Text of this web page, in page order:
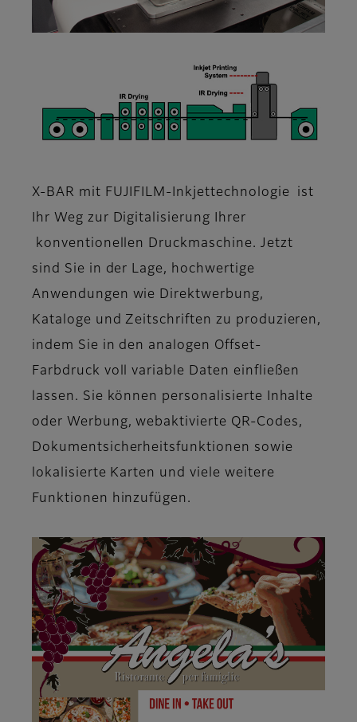
X-BAR mit FUJIFILM-Inkjettechnologie ist
Ihr Weg zur Digitalisierung Ihrer
konventionellen Druckmaschine. Jetzt
sind Sie in der Lage, hochwertige
Anwendungen wie Direktwerbung,
Kataloge und Zeitschriften zu produzieren,
indem Sie in den analogen Offset-
Farbdruck voll variable Daten einfließen
lassen. Sie können personalisierte Inhalte
oder Werbung, webaktivierte QR-Codes,
Dokumentsicherheitsfunktionen sowie
lokalisierte Karten und viele weitere
Funktionen hinzufügen.